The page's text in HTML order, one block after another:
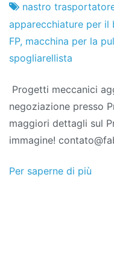
Fabbrica
di
progetti
3
il
dicembre
de
nastro
apparecchiature per il
FP, macchina per la
spogliarellista
Progetti meccanici
negoziazione presso
maggiori dettagli sul
immagine!
Per saperne di più